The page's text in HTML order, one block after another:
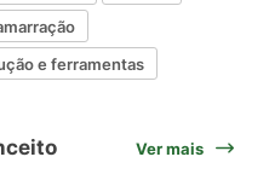
e ferramentas
Ver mais